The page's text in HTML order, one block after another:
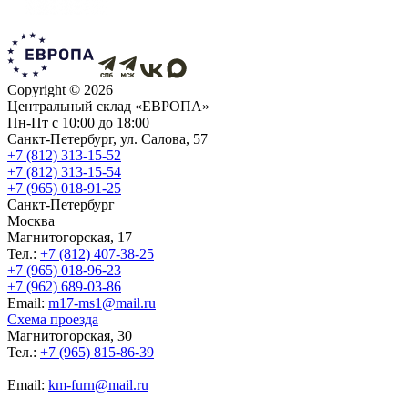
Copyright © 2026
Центральный склад «ЕВРОПА»
Пн-Пт с 10:00 до 18:00
Санкт-Петербург, ул. Салова, 57
+7 (812) 313-15-52
+7 (812) 313-15-54
+7 (965) 018-91-25
Санкт-Петербург
Москва
Магнитогорская, 17
Тел.: +7 (812) 407-38-25
+7 (965) 018-96-23
+7 (962) 689-03-86
Еmail: m17-ms1@mail.ru
Схема проезда
Магнитогорская, 30
Тел.: +7 (965) 815-86-39
Еmail: km-furn@mail.ru